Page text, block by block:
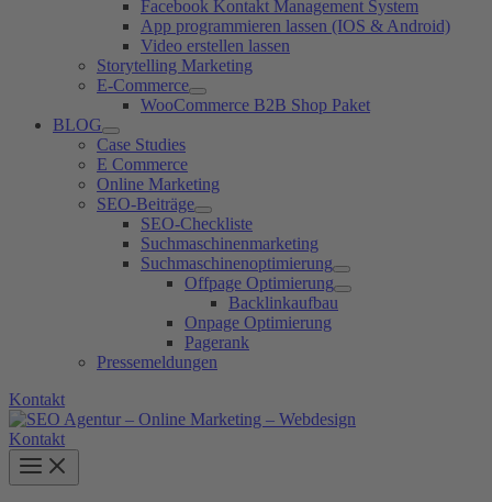
Facebook Kontakt Management System
App programmieren lassen (IOS & Android)
Video erstellen lassen
Storytelling Marketing
E-Commerce
WooCommerce B2B Shop Paket
BLOG
Case Studies
E Commerce
Online Marketing
SEO-Beiträge
SEO-Checkliste
Suchmaschinenmarketing
Suchmaschinenoptimierung
Offpage Optimierung
Backlinkaufbau
Onpage Optimierung
Pagerank
Pressemeldungen
Kontakt
Kontakt